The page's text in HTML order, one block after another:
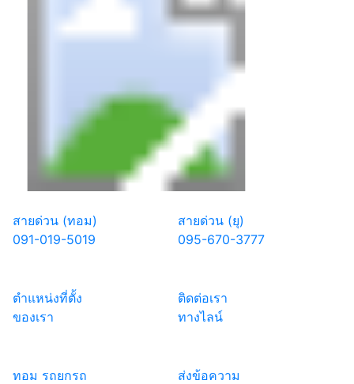
สายด่วน (ทอม)
091-019-5019
สายด่วน (ยุ)
095-670-3777
ตำแหน่งที่ตั้ง
ของเรา
ติดต่อเรา
ทางไลน์
ทอม รถยกรถ
ส่งข้อความ